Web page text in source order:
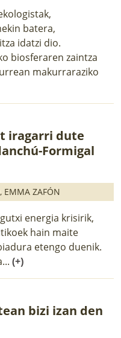
batera,
idatzi dio.
biosferaren zaintza
makurraraziko
iragarri dute
Formigal
, EMMA ZAFÓN
energia krisirik,
hain maite
etengo duenik.
(+)
bizi izan den